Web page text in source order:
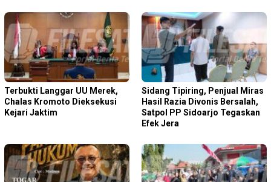
Terbukti Langgar UU Merek,
Chalas Kromoto Dieksekusi
Kejari Jaktim
Sidang Tipiring, Penjual Miras
Hasil Razia Divonis Bersalah,
Satpol PP Sidoarjo Tegaskan
Efek Jera